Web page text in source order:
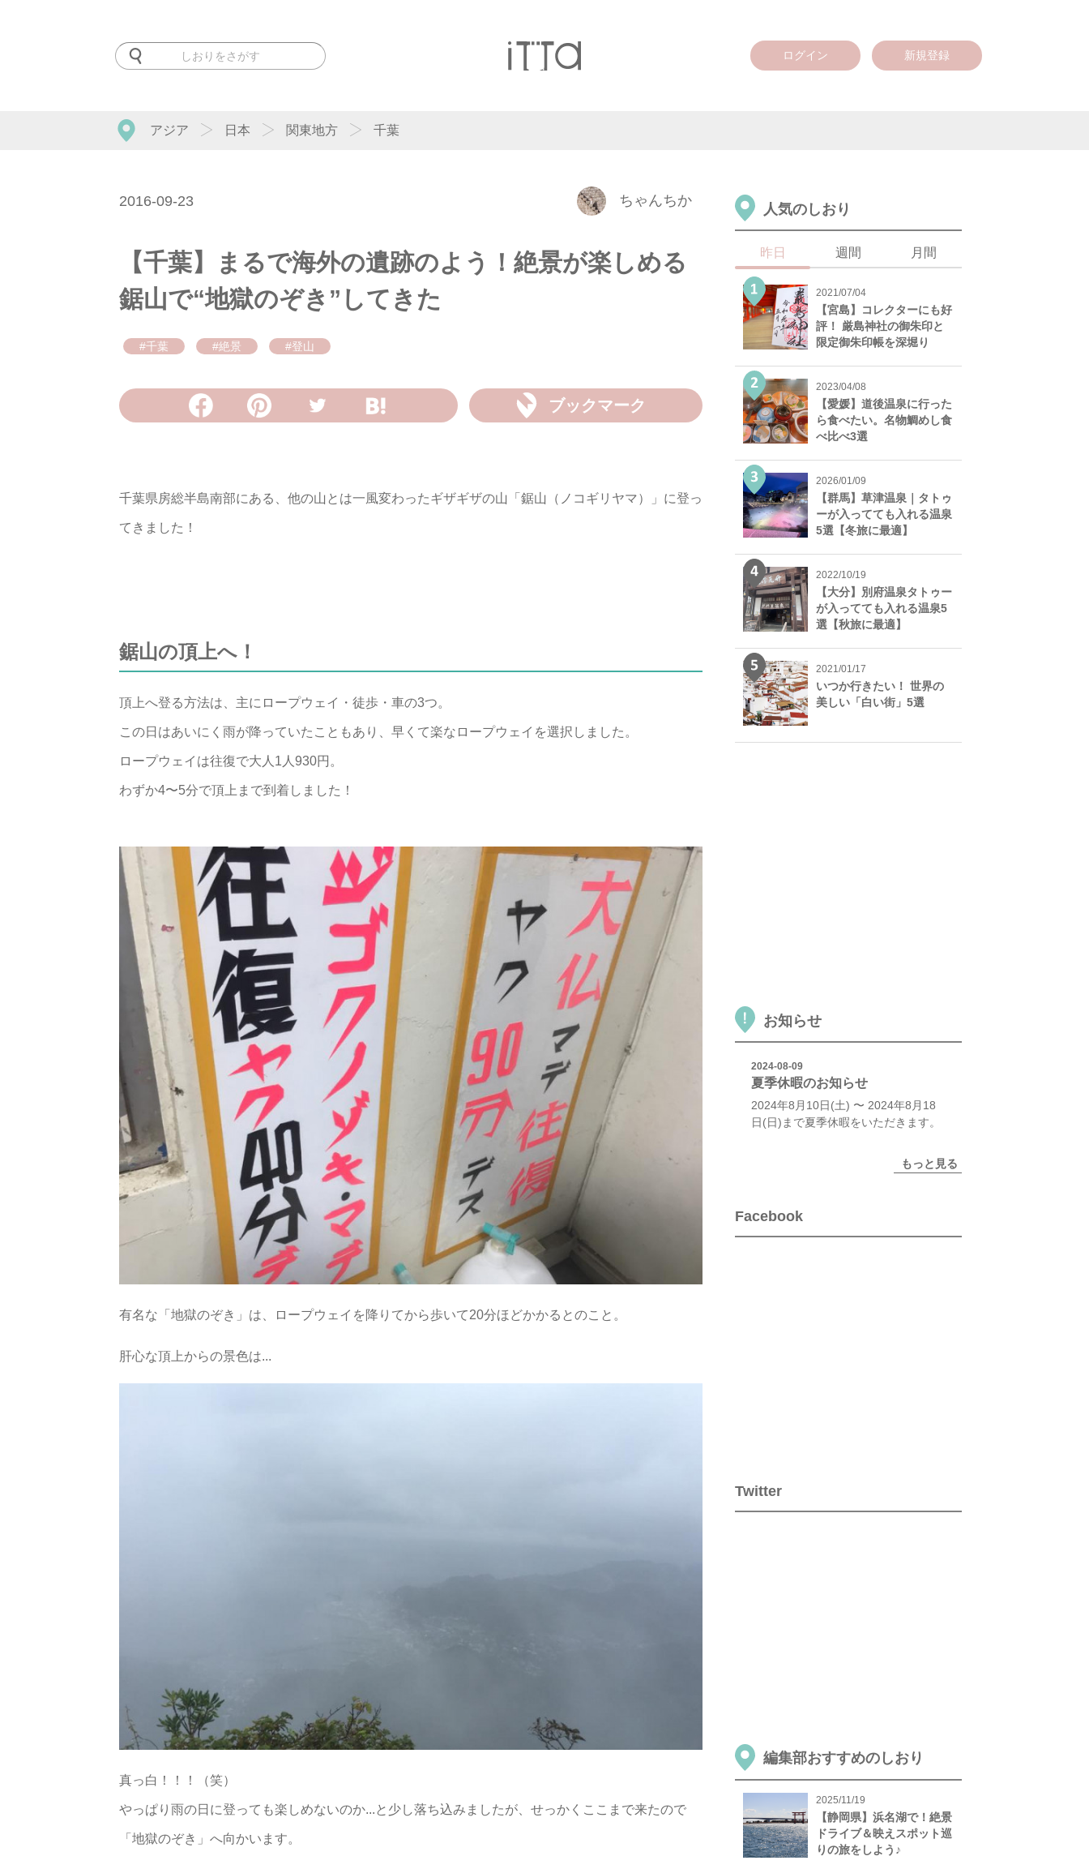
ログイン 新規登録
アジア 日本 関東地方 千葉
2016-09-23 ちゃんちか
【千葉】まるで海外の遺跡のよう！絶景が楽しめる
鋸山で“地獄のぞき”してきた
#千葉 #絶景 #登山
ブックマーク
千葉県房総半島南部にある、他の山とは一風変わったギザギザの山「鋸山（ノコギリヤマ）」に登っ
てきました！
鋸山の頂上へ！
頂上へ登る方法は、主にロープウェイ・徒歩・車の3つ。
この日はあいにく雨が降っていたこともあり、早くて楽なロープウェイを選択しました。
ロープウェイは往復で大人1人930円。
わずか4〜5分で頂上まで到着しました！
有名な「地獄のぞき」は、ロープウェイを降りてから歩いて20分ほどかかるとのこと。
肝心な頂上からの景色は...
真っ白！！！（笑）
やっぱり雨の日に登っても楽しめないのか...と少し落ち込みましたが、せっかくここまで来たので
「地獄のぞき」へ向かいます。
人気のしおり
昨日 週間 月間
2021/07/04
【宮島】コレクターにも好
評！ 厳島神社の御朱印と
限定御朱印帳を深堀り
2023/04/08
【愛媛】道後温泉に行った
ら食べたい。名物鯛めし食
べ比べ3選
2026/01/09
【群馬】草津温泉｜タトゥ
ーが入ってても入れる温泉
5選【冬旅に最適】
2022/10/19
【大分】別府温泉タトゥー
が入ってても入れる温泉5
選【秋旅に最適】
2021/01/17
いつか行きたい！ 世界の
美しい「白い街」5選
お知らせ
2024-08-09
夏季休暇のお知らせ
2024年8月10日(土) 〜 2024年8月18
日(日)まで夏季休暇をいただきます。
もっと見る
Facebook
Twitter
編集部おすすめのしおり
2025/11/19
【静岡県】浜名湖で！絶景
ドライブ＆映えスポット巡
りの旅をしよう♪